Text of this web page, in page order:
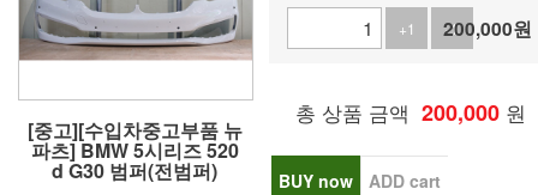
[중고][수입차중고부품 뉴
파츠] BMW 5시리즈 520
d G30 범퍼(전범퍼)
+1
-1
200,000원
총 상품 금액 200,000 원
BUY now ADD cart